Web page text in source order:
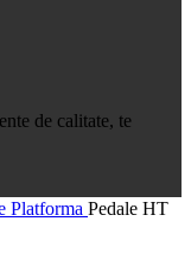
de calitate, te
Platforma Pedale HT